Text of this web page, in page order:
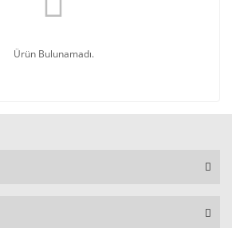
Ürün Bulunamadı.